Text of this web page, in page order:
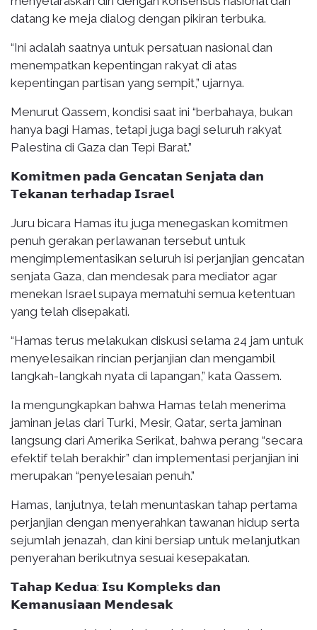
datang ke meja dialog dengan pikiran terbuka.
“Ini adalah saatnya untuk persatuan nasional dan
menempatkan kepentingan rakyat di atas
kepentingan partisan yang sempit,” ujarnya.
Menurut Qassem, kondisi saat ini “berbahaya, bukan
hanya bagi Hamas, tetapi juga bagi seluruh rakyat
Palestina di Gaza dan Tepi Barat.”
𝗞𝗼𝗺𝗶𝘁𝗺𝗲𝗻 𝗽𝗮𝗱𝗮 𝗚𝗲𝗻𝗰𝗮𝘁𝗮𝗻 𝗦𝗲𝗻𝗷𝗮𝘁𝗮 𝗱𝗮𝗻
𝗧𝗲𝗸𝗮𝗻𝗮𝗻 𝘁𝗲𝗿𝗵𝗮𝗱𝗮𝗽 𝗜𝘀𝗿𝗮𝗲𝗹
Juru bicara Hamas itu juga menegaskan komitmen
penuh gerakan perlawanan tersebut untuk
mengimplementasikan seluruh isi perjanjian gencatan
senjata Gaza, dan mendesak para mediator agar
menekan Israel supaya mematuhi semua ketentuan
yang telah disepakati.
“Hamas terus melakukan diskusi selama 24 jam untuk
menyelesaikan rincian perjanjian dan mengambil
langkah-langkah nyata di lapangan,” kata Qassem.
Ia mengungkapkan bahwa Hamas telah menerima
jaminan jelas dari Turki, Mesir, Qatar, serta jaminan
langsung dari Amerika Serikat, bahwa perang “secara
efektif telah berakhir” dan implementasi perjanjian ini
merupakan “penyelesaian penuh.”
Hamas, lanjutnya, telah menuntaskan tahap pertama
perjanjian dengan menyerahkan tawanan hidup serta
sejumlah jenazah, dan kini bersiap untuk melanjutkan
penyerahan berikutnya sesuai kesepakatan.
𝗧𝗮𝗵𝗮𝗽 𝗞𝗲𝗱𝘂𝗮: 𝗜𝘀𝘂 𝗞𝗼𝗺𝗽𝗹𝗲𝗸𝘀 𝗱𝗮𝗻
𝗞𝗲𝗺𝗮𝗻𝘂𝘀𝗶𝗮𝗮𝗻 𝗠𝗲𝗻𝗱𝗲𝘀𝗮𝗸